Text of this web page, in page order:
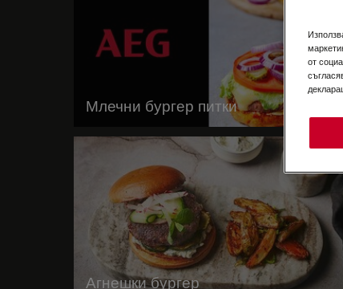
Млечни бургер питки
Агнешки бургер
от